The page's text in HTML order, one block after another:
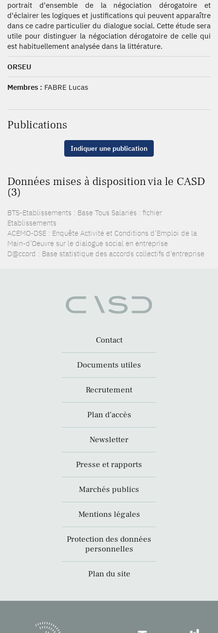
portrait d'ensemble de la négociation dérogatoire et
d'éclairer les logiques et justifications qui peuvent apparaître
dans ce cadre particulier du dialogue social. Cette étude sera
utile pour distinguer la négociation dérogatoire de celle qui
est habituellement analysée dans la littérature.
ORSEU
Membres : FABRE Lucas
Publications
Indiquer une publication
Données mises à disposition via le CASD
(3)
BTS-Etablissements : Base Tous Salariés : fichier
Etablissements
ACEMO-DSE : Enquête Activité et Conditions d’Emploi de la
Main-d’Oeuvre sur le dialogue social en entreprise
D@ccord : Base statistique des accords collectifs d'entreprise
Contact
Documents utiles
Recrutement
Plan d’accès
Newsletter
Presse et rapports
Marchés publics
Mentions légales
Protection des données
personnelles
Plan du site